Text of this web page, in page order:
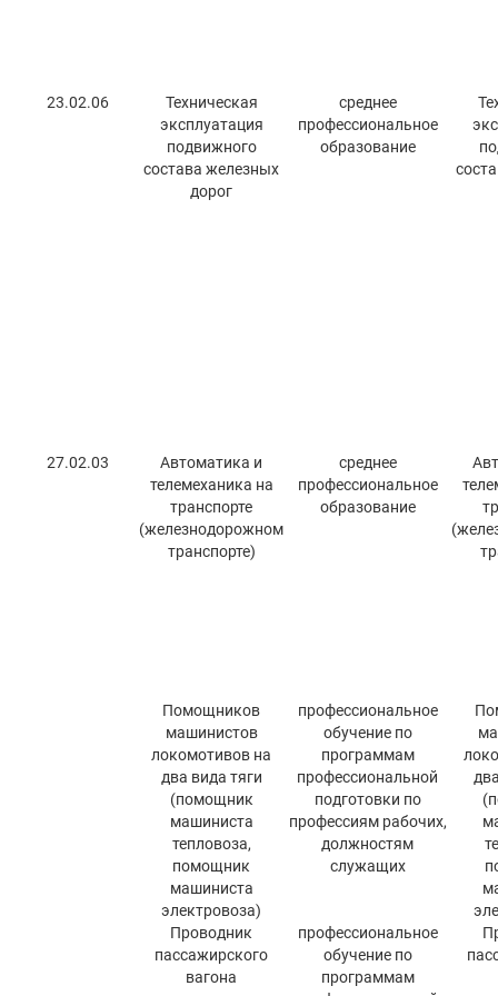
23.02.06
Техническая
эксплуатация
подвижного
состава железных
дорог
среднее
профессиональное
образование
27.02.03
Автоматика и
телемеханика на
транспорте
(железнодорожном
транспорте)
среднее
профессиональное
образование
Помощников
машинистов
локомотивов на
два вида тяги
(помощник
машиниста
тепловоза,
помощник
машиниста
электровоза)
профессиональное
обучение по
программам
профессиональной
подготовки по
профессиям рабочих,
должностям
служащих
Проводник
пассажирского
вагона
профессиональное
обучение по
программам